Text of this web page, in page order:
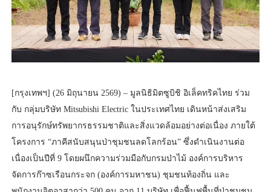
[กรุงเทพฯ] (26 มิถุนายน 2569) – มูลนิธิมิตซูบิชิ อิเล็คทริคไทย ร่วม
กับ กลุ่มบริษัท Mitsubishi Electric ในประเทศไทย เดินหน้าส่งเสริม
การอนุรักษ์ทรัพยากรธรรมชาติและสิ่งแวดล้อมอย่างต่อเนื่อง ภายใต้
โครงการ “ภาคีสนับสนุนป่าชุมชนลดโลกร้อน” ซึ่งดำเนินงานต่อ
เนื่องเป็นปีที่ 9 โดยผนึกความร่วมมือกับกรมป่าไม้ องค์การบริหาร
จัดการก๊าซเรือนกระจก (องค์การมหาชน) ชุมชนท้องถิ่น และ